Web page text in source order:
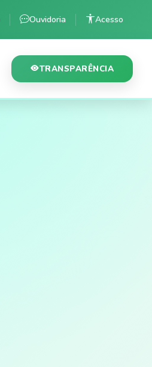
Ouvidoria Acesso
TRANSPARÊNCIA